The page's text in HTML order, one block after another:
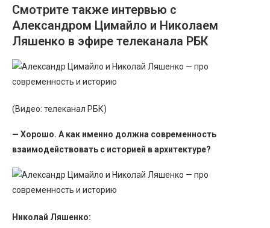
Смотрите также интервью с
Александром Цимайло и Николаем
Ляшенко в эфире телеканала РБК
(Видео: телеканал РБК)
— Хорошо. А как именно должна современность
взаимодействовать с историей в архитектуре?
Николай Ляшенко: